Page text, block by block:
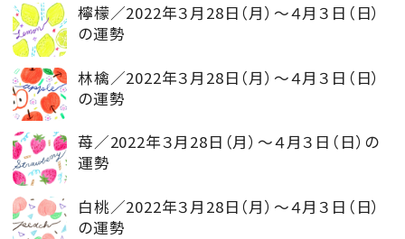
檸檬／2022年３月28日（月）～４月３日（日）
の運勢
林檎／2022年３月28日（月）～４月３日（日）
の運勢
苺／2022年３月28日（月）～４月３日（日）の
運勢
白桃／2022年３月28日（月）～４月３日（日）
の運勢